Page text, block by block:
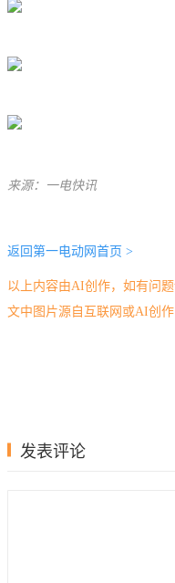
来源：一电快讯
返回第一电动网首页 >
以上内容由AI创作，如有问
文中图片源自互联网或AI创
发表评论